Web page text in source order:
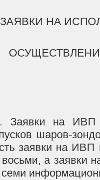
ЗАЯВКИ НА
Заявки на ИВП
шаров-
заявки на ИВП
восьми, а заявки
семи